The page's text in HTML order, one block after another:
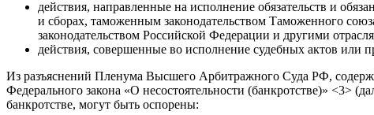
действия, направленные на исполнение обязательств и
и сборах, таможенным законодательством Таможенного
законодательством Российской Федерации и другими
действия, совершенные во исполнение судебных актов или
Из разъяснений Пленума Высшего Арбитражного Суда РФ,
Федерального закона «О несостоятельности (банкротстве)»
банкротстве, могут быть оспорены: